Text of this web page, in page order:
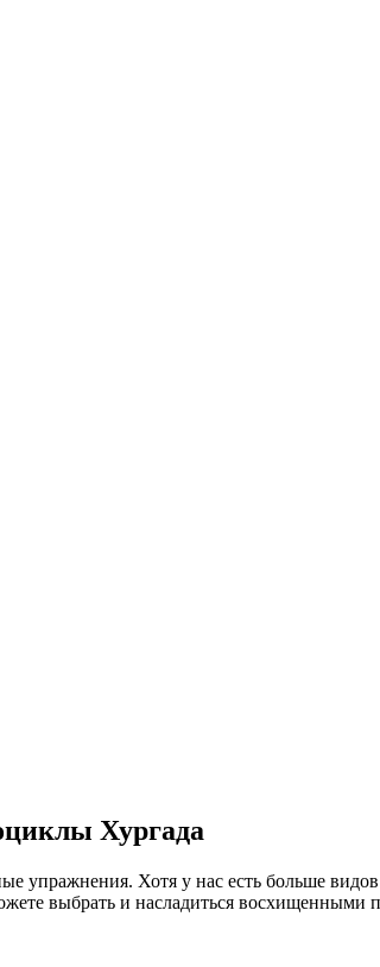
Хургада
Хотя у нас есть больше видов
выбрать и насладиться восхищенными